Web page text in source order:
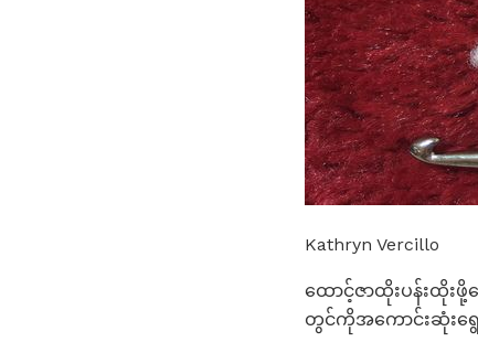
Kathryn Vercillo
ထောင့်ဇာထိုးပန်းထိုး
တွင်ကိုအကောင်းဆုံးရွေ